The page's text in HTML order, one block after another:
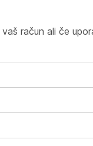
račun ali če